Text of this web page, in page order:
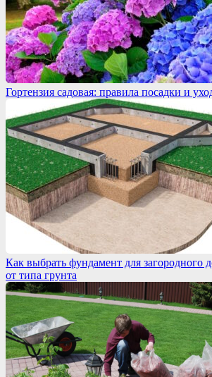
Гортензия садовая: правила посадки и
Как выбрать фундамент для загородного
от типа грунта